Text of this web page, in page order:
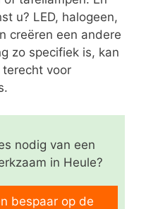
u? LED, halogeen,
creëren een andere
zo specifiek is, kan
voor
nodig van een
in Heule?
bespaar op de